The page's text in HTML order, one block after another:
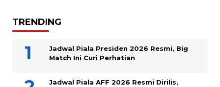
TRENDING
Jadwal Piala Presiden 2026 Resmi, Big
Match Ini Curi Perhatian
Jadwal Piala AFF 2026 Resmi Dirilis,